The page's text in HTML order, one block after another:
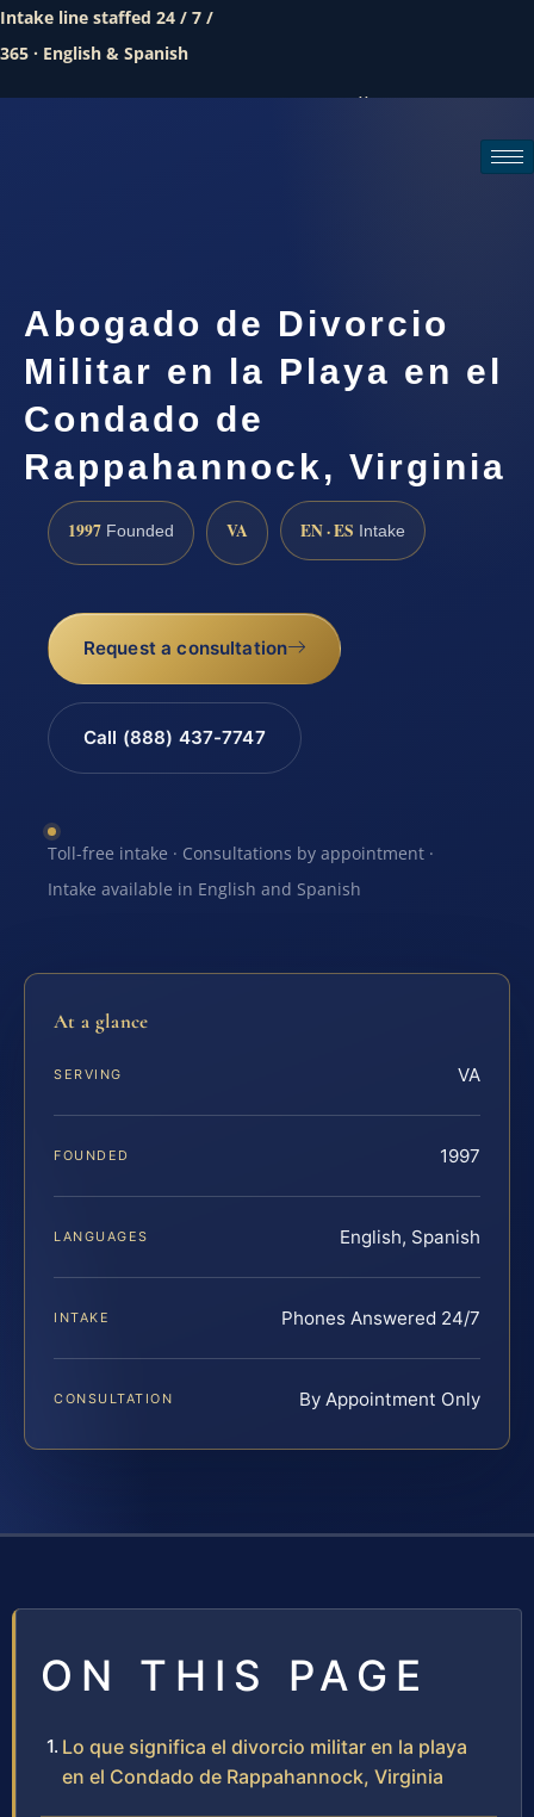
Intake line staffed 24 / 7 /
365 · English & Spanish
Call (888) 437-7747
Abogado de Divorcio
Militar en la Playa en el
Condado de
Rappahannock, Virginia
1997 Founded VA EN · ES Intake
Request a consultation
Call (888) 437-7747
Toll-free intake · Consultations by appointment ·
Intake available in English and Spanish
At a glance
SERVING VA
FOUNDED 1997
LANGUAGES English, Spanish
INTAKE Phones Answered 24/7
CONSULTATION By Appointment Only
ON THIS PAGE
Lo que significa el divorcio militar en la playa
en el Condado de Rappahannock, Virginia